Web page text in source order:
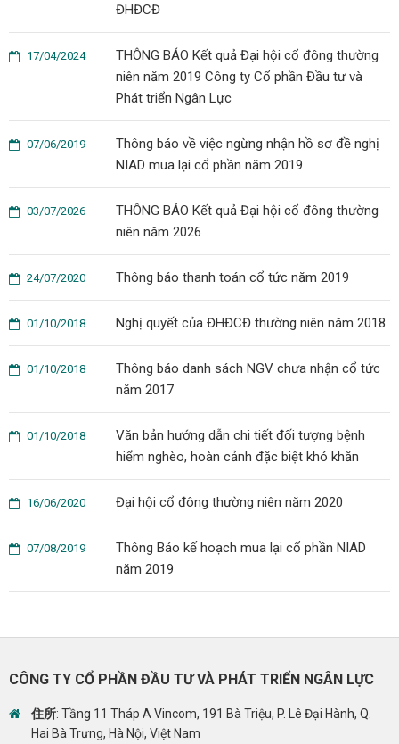
ĐHĐCĐ
THÔNG BÁO Kết quả Đại hội cổ đông thường
niên năm 2019 Công ty Cổ phần Đầu tư và
Phát triển Ngân Lực
17/04/2024
Thông báo về việc ngừng nhận hồ sơ đề nghị
NIAD mua lại cổ phần năm 2019
07/06/2019
THÔNG BÁO Kết quả Đại hội cổ đông thường
niên năm 2026
03/07/2026
Thông báo thanh toán cổ tức năm 2019
24/07/2020
Nghị quyết của ĐHĐCĐ thường niên năm 2018
01/10/2018
Thông báo danh sách NGV chưa nhận cổ tức
năm 2017
01/10/2018
Văn bản hướng dẫn chi tiết đối tượng bệnh
hiểm nghèo, hoàn cảnh đặc biệt khó khăn
01/10/2018
Đại hội cổ đông thường niên năm 2020
16/06/2020
Thông Báo kế hoạch mua lại cổ phần NIAD
năm 2019
07/08/2019
CÔNG TY CỔ PHẦN ĐẦU TƯ VÀ PHÁT TRIỂN NGÂN LỰC
住所: Tầng 11 Tháp A Vincom, 191 Bà Triệu, P. Lê Đại Hành, Q.
Hai Bà Trưng, Hà Nội, Việt Nam